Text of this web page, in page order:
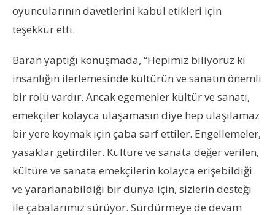
oyuncularının davetlerini kabul etikleri için
teşekkür etti.
Baran yaptığı konuşmada, “Hepimiz biliyoruz ki
insanlığın ilerlemesinde kültürün ve sanatın önemli
bir rolü vardır. Ancak egemenler kültür ve sanatı,
emekçiler kolayca ulaşamasın diye hep ulaşılamaz
bir yere koymak için çaba sarf ettiler. Engellemeler,
yasaklar getirdiler. Kültüre ve sanata değer verilen,
kültüre ve sanata emekçilerin kolayca erişebildiği
ve yararlanabildiği bir dünya için, sizlerin desteği
ile çabalarımız sürüyor. Sürdürmeye de devam